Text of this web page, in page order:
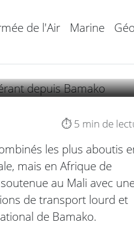
de l'Air Marine
de
⏱️ 5 min de
les plus aboutis
mais en Afrique de
au Mali avec
de transport lourd et
de Bamako.